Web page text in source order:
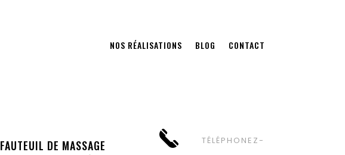
NOS RÉALISATIONS BLOG CONTACT
FAUTEUIL DE MASSAGE
TÉLÉPHONEZ-